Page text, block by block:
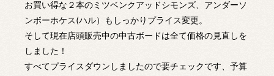
お買い得な２本のミツベンクアッドシモンズ、アンダーソ
ンボーホケス(ハル）もしっかりプライス変更。
そして現在店頭販売中の中古ボードは全て価格の見直しを
しました！
すべてプライスダウンしましたので要チェックです、予算